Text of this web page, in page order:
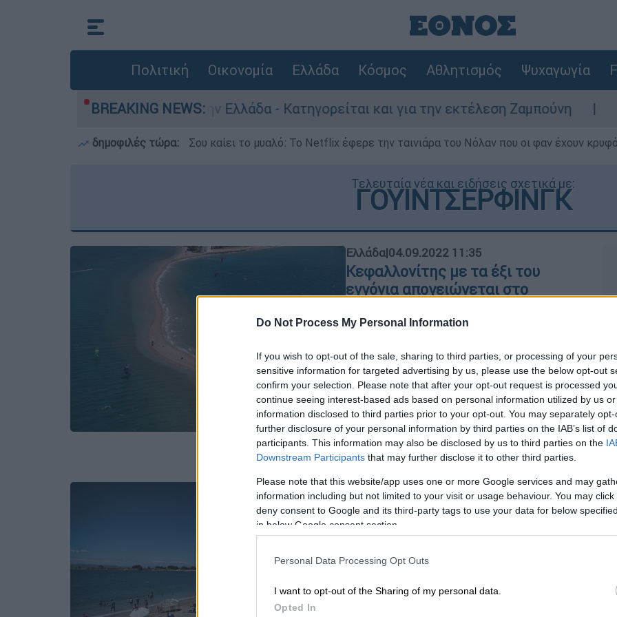
Do Not Process My Personal Information
If you wish to opt-out of the sale, sharing to third parties, or processing of your
sensitive information for targeted advertising by us, please use the below opt-out
confirm your selection. Please note that after your opt-out request is processed
continue seeing interest-based ads based on personal information utilized by us
information disclosed to third parties prior to your opt-out. You may separately
further disclosure of your personal information by third parties on the IAB’s list of
participants. This information may also be disclosed by us to third parties on the
Downstream Participants that may further disclose it to other third parties.
Please note that this website/app uses one or more Google services and may
information including but not limited to your visit or usage behaviour. You may
deny consent to Google and its third-party tags to use your data for below
in below Google consent section.
Personal Data Processing Opt Outs
I want to opt-out of the Sharing of my personal data.
Opted In
Πολιτική Οικονομία Ελλάδα Κόσμος Αθλητισμός Ψυχαγωγία
BREAKING NEWS:
για ανθρωποκτονίες στην Ελλάδα - Κατηγορείται και για την εκτέλεση Ζαμπούνη
δημοφιλές τώρα: Σου καίει το μυαλό: Το Netflix έφερε την ταινιάρα του Νόλαν που οι φαν έχουν
Τελευταία νέα και ειδήσεις σχετικά με:
ΓΟΥΙΝΤΣΕΡΦΙΝΓΚ
Ελλάδα|04.09.2022 11:35
Κεφαλλονίτης με τα έξι του
εγγόνια απογειώνεται στο
σαν αετός»
Ο Γιάννης Καλογεράτος συμπληρώνει
40 χρόνια πάνω στο σερφ, είναι
πρωτοπόρος στο κάιτ και
αποκαλύπτει στο ethnos.gr τα
μυστικά της λατρείας του αλλά και το
πώς οδηγεί στους αιθέρες τα εγγόνια
του
Ελλάδα|16.06.2021 22:41
σαγιονάρα παραλίας αποτελούν